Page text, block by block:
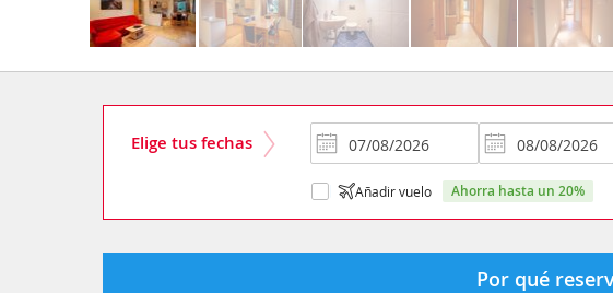
Elige tus fechas
Añadir vuelo ahorra hasta un 20%
Por qué